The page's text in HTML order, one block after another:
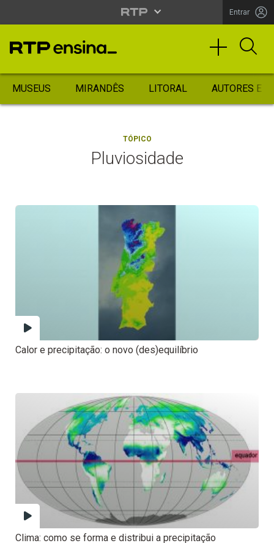
Entrar
MUSEUS MIRANDÊS LITORAL AUTORES
TÓPICO
Pluviosidade
Calor e precipitação: o novo (des)equilíbrio
Clima: como se forma e distribui a precipitação